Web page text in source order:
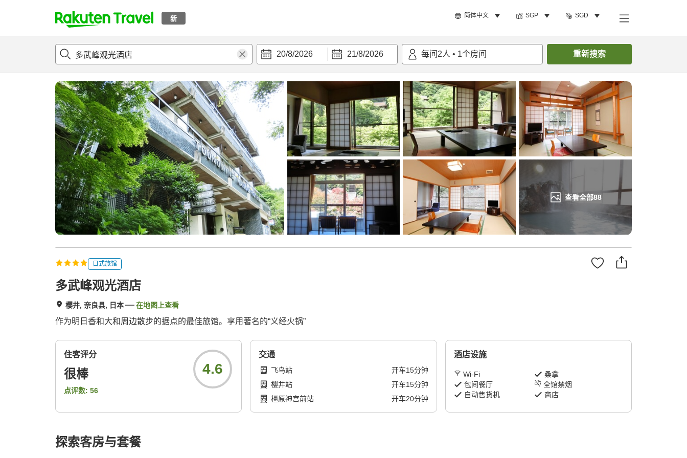
新 简体中文 SGP SGD
t
p
a
g
e
_
s
e
c
h
20/8/2026 21/8/2026 每间 2人 • 1个房间 重新搜索
查看全部88
概况 客房及住宿套餐评论 搜索客房
日式旅馆
多武峰观光酒店
樱井, 奈良县, 日本 在地图上查看
作为明日香和大和周边散步的据点的最佳旅馆。享用著名的“义经火锅”
住客评分
很棒
点评数: 56
4.6
交通
飞鸟站 开车15分钟
樱井站
开车15分钟
橿原神宫前站
开车20分钟
酒店设施
Wi-Fi
桑拿
包间餐厅
全馆禁烟
自动售货机
商店
探索客房与套餐